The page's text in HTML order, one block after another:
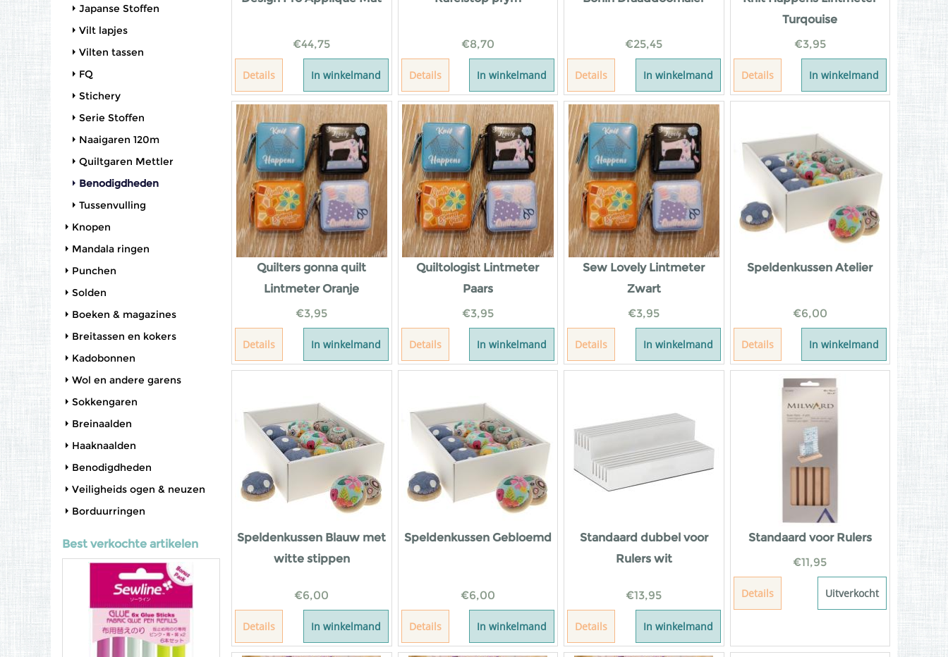
Japanse Stoffen
Vilt lapjes
Vilten tassen
FQ
Stichery
Serie Stoffen
Naaigaren 120m
Quiltgaren Mettler
Benodigdheden
Tussenvulling
Knopen
Mandala ringen
Punchen
Solden
Boeken & magazines
Breitassen en kokers
Kadobonnen
Wol en andere garens
Sokkengaren
Breinaalden
Haaknaalden
Benodigdheden
Veiligheids ogen & neuzen
Borduurringen
Best verkochte artikelen
€44,75
Details In winkelmand
€8,70
Details In winkelmand
€25,45
Details In winkelmand
Turqouise
€3,95
Details In winkelmand
Quilters gonna quilt
Lintmeter Oranje
€3,95
Details In winkelmand
Quiltologist Lintmeter
Paars
€3,95
Details In winkelmand
Sew Lovely Lintmeter
Zwart
€3,95
Details In winkelmand
Speldenkussen Atelier
€6,00
Details In winkelmand
Speldenkussen Blauw met
witte stippen
€6,00
Details In winkelmand
Speldenkussen Gebloemd
€6,00
Details In winkelmand
Standaard dubbel voor
Rulers wit
€13,95
Details In winkelmand
Standaard voor Rulers
€11,95
Details Uitverkocht